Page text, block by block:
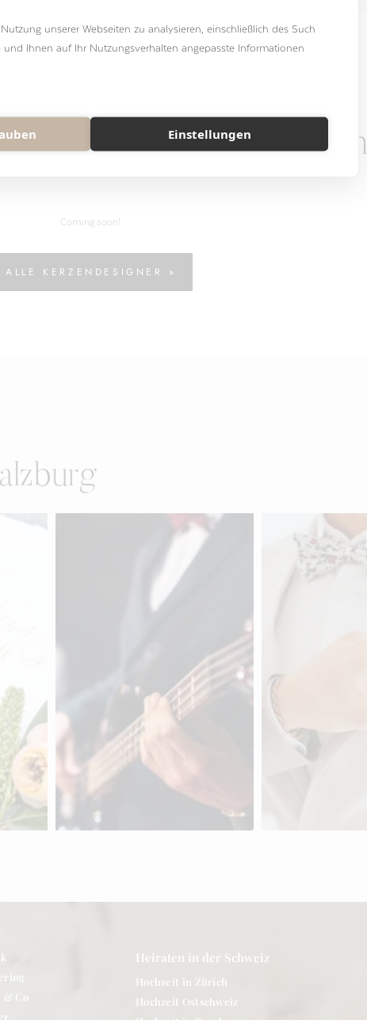
unserer Webseiten zu analysieren, einschließlich des Such
Ihnen auf Ihr Nutzungsverhalten angepasste Informationen
Einstellungen
aus der Nähe von Bern
Coming soon!
ALLE KERZENDESIGNER »
entdecken »
& Co
Heiraten in der Schweiz
Hochzeit in Zürich
Hochzeit Ostschweiz